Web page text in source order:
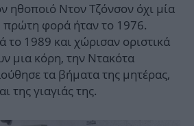
ηθοποιό Ντον Τζόνσον όχι μία
φορά ήταν το 1976.
το 1989 και χώρισαν οριστικά
μια κόρη, την Ντακότα
τα βήματα της μητέρας,
της γιαγιάς της.